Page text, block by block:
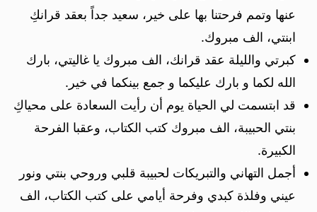
عنها وتمم فرحتنا بها على خير، سعيد جداً بعقد قرانكِ
ابنتي، الف مبروك.
كبرتي والليلة عقد قرانك، الف مبروك يا غاليتي، بارك
الله لكما و بارك عليكما و جمع بينكما في خير.
قد ابتسمت لي الحياة يوم أن رأيت السعادة على محياكِ
بنتي الحبيبة، الف مبروك كتب الكتاب، وعقبا الفرحة
الكبيرة.
أجمل التهاني والتبريكات لحبيبة قلبي وروحي بنتي ونور
عيني وفلذة كبدي وفرحة أيامي على كتب الكتاب، الف